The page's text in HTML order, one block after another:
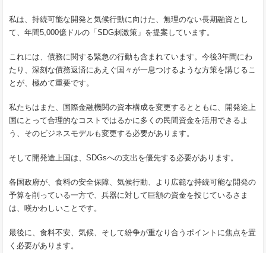
私は、持続可能な開発と気候行動に向けた、無理のない長期融資とし
て、年間5,000億ドルの「SDG刺激策」を提案しています。
これには、債務に関する緊急の行動も含まれています。今後3年間にわ
たり、深刻な債務返済にあえぐ国々が一息つけるような方策を講じるこ
とが、極めて重要です。
私たちはまた、国際金融機関の資本構成を変更するとともに、開発途上
国にとって合理的なコストではるかに多くの民間資金を活用できるよ
う、そのビジネスモデルも変更する必要があります。
そして開発途上国は、SDGsへの支出を優先する必要があります。
各国政府が、食料の安全保障、気候行動、より広範な持続可能な開発の
予算を削っている一方で、兵器に対して巨額の資金を投じているさま
は、嘆かわしいことです。
最後に、食料不安、気候、そして紛争が重なり合うポイントに焦点を置
く必要があります。